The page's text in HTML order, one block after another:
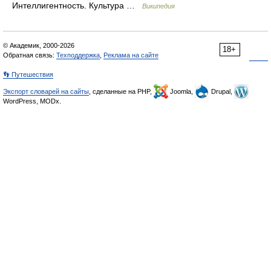
Интеллигентность. Культура …
Википедия
18+
© Академик, 2000-2026
Обратная связь: Техподдержка Реклама на сайте
👣 Путешествия
Экспорт словарей на сайты , сделанные на PHP, Joomla,
Drupal,
WordPress, MODx.